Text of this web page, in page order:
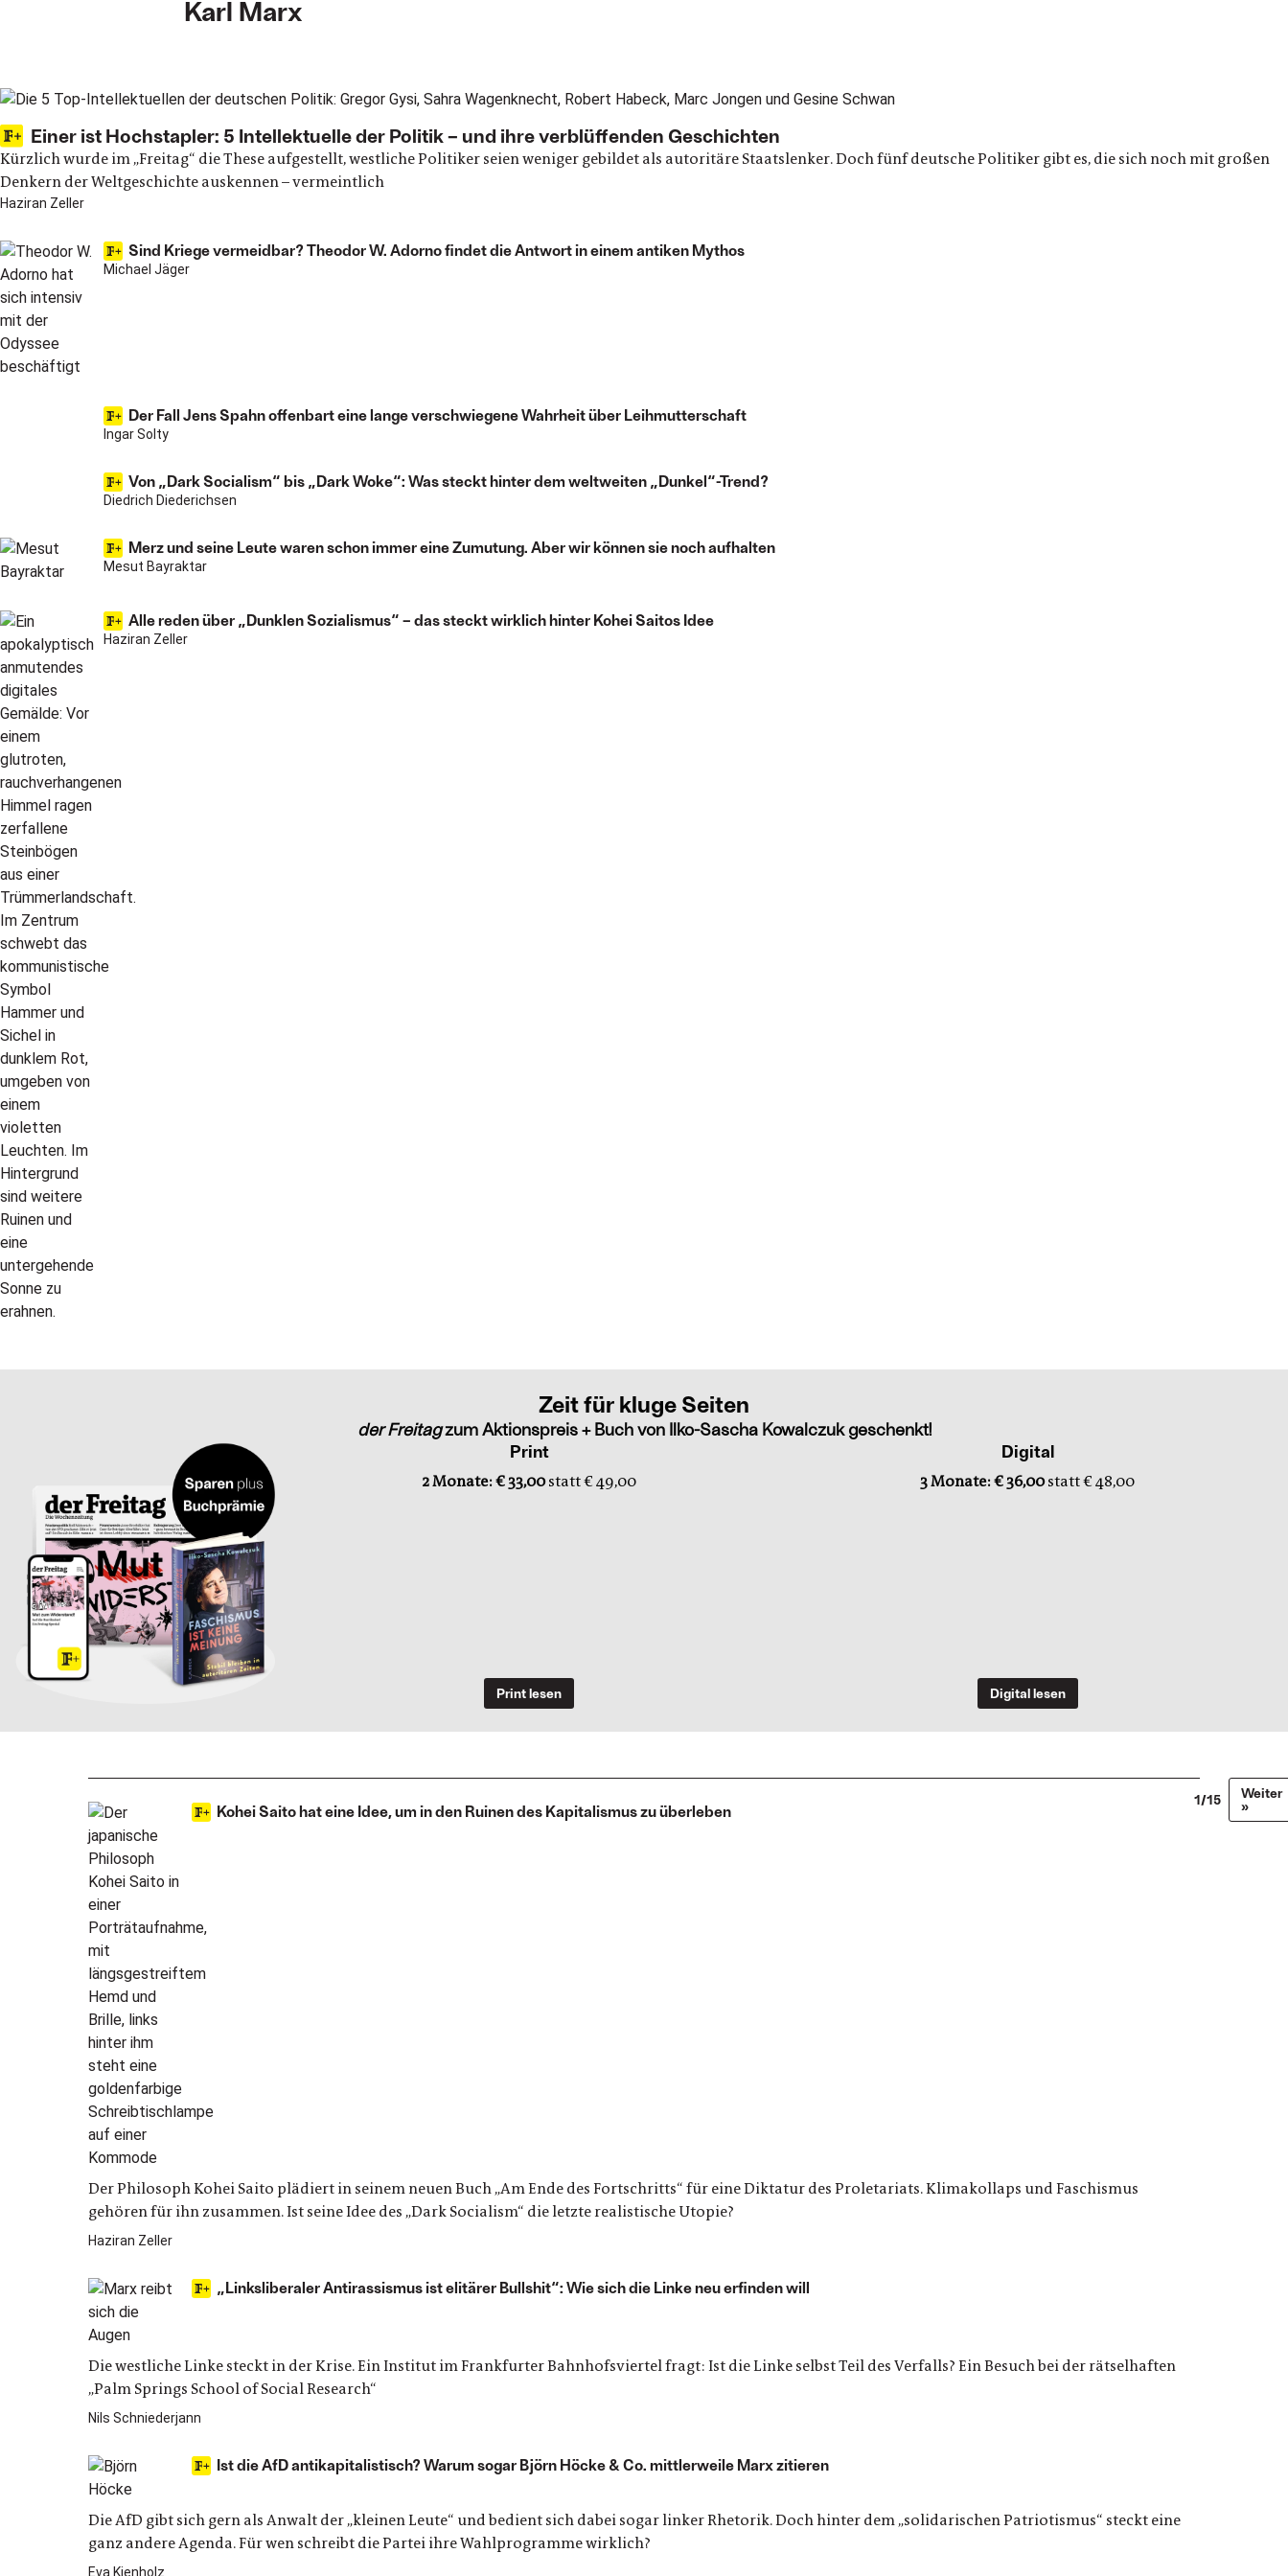
Karl Marx
Main articles
Einer ist Hochstapler: 5 Intellektuelle der Politik – und ihre verblüffenden Geschichten
Kürzlich wurde im „Freitag“ die These aufgestellt, westliche Politiker seien weniger gebildet als autoritäre Staatslenker. Doch fünf deutsche Politiker gibt es, die sich noch mit großen
Denkern der Weltgeschichte auskennen – vermeintlich
Haziran Zeller
Sind Kriege vermeidbar? Theodor W. Adorno findet die Antwort in einem antiken Mythos
Michael Jäger
Der Fall Jens Spahn offenbart eine lange verschwiegene Wahrheit über Leihmutterschaft
Ingar Solty
Von „Dark Socialism“ bis „Dark Woke“: Was steckt hinter dem weltweiten „Dunkel“-Trend?
Diedrich Diederichsen
Merz und seine Leute waren schon immer eine Zumutung. Aber wir können sie noch aufhalten
Mesut Bayraktar
Alle reden über „Dunklen Sozialismus“ – das steckt wirklich hinter Kohei Saitos Idee
Haziran Zeller
Zeit für kluge Seiten
der Freitagzum Aktionspreis + Buch von Ilko-Sascha Kowalczuk geschenkt!
Print
2 Monate: € 33,00statt € 49,00
Print lesen
Digital
3 Monate: € 36,00statt € 48,00
Digital lesen
Kohei Saito hat eine Idee, um in den Ruinen des Kapitalismus zu überleben
Der Philosoph Kohei Saito plädiert in seinem neuen Buch „Am Ende des Fortschritts“ für eine Diktatur des Proletariats. Klimakollaps und Faschismus
gehören für ihn zusammen. Ist seine Idee des „Dark Socialism“ die letzte realistische Utopie?
Haziran Zeller
„Linksliberaler Antirassismus ist elitärer Bullshit“: Wie sich die Linke neu erfinden will
Die westliche Linke steckt in der Krise. Ein Institut im Frankfurter Bahnhofsviertel fragt: Ist die Linke selbst Teil des Verfalls? Ein Besuch bei der rätselhaften
„Palm Springs School of Social Research“
Nils Schniederjann
Ist die AfD antikapitalistisch? Warum sogar Björn Höcke & Co. mittlerweile Marx zitieren
Die AfD gibt sich gern als Anwalt der „kleinen Leute“ und bedient sich dabei sogar linker Rhetorik. Doch hinter dem „solidarischen Patriotismus“ steckt eine
ganz andere Agenda. Für wen schreibt die Partei ihre Wahlprogramme wirklich?
Eva Kienholz
1/15
Weiter
»